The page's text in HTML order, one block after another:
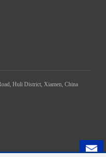
Huli District, Xiamen, China